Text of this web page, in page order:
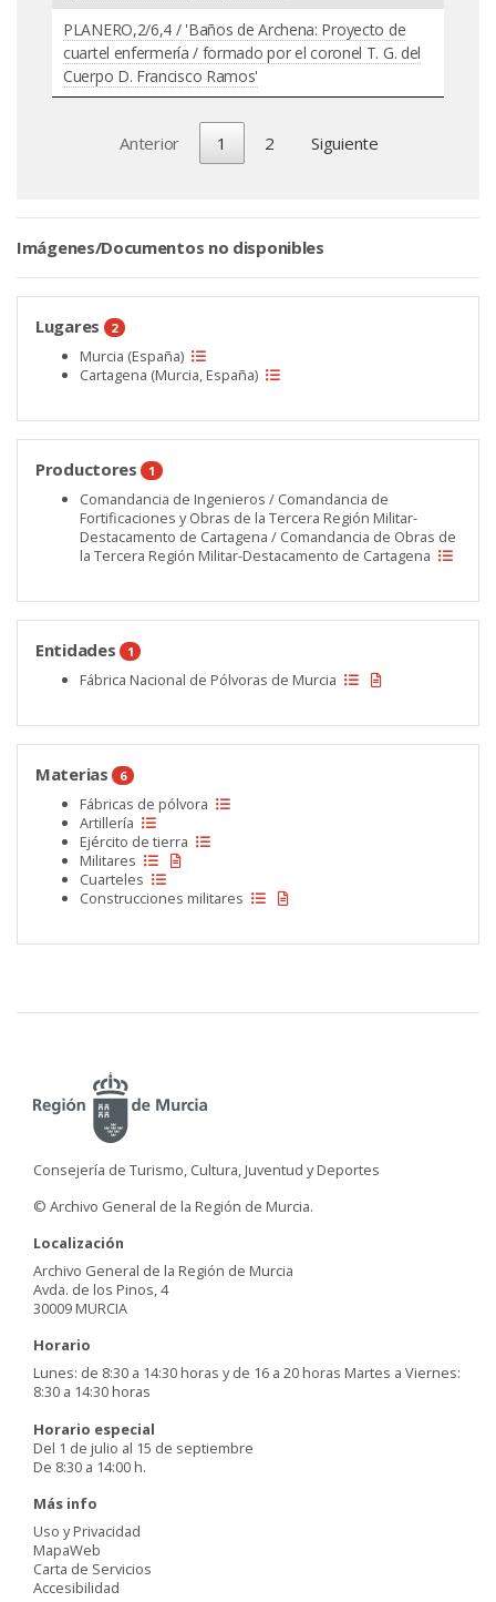
PLANERO,2/6,4 / 'Baños de Archena: Proyecto de
cuartel enfermería / formado por el coronel T. G. del
Cuerpo D. Francisco Ramos'
Anterior 1 2 Siguiente
Imágenes/Documentos no disponibles
Lugares 2
Murcia (España)
Cartagena (Murcia, España)
Productores 1
Comandancia de Ingenieros / Comandancia de
Fortificaciones y Obras de la Tercera Región Militar-
Destacamento de Cartagena / Comandancia de Obras de
la Tercera Región Militar-Destacamento de Cartagena
Entidades 1
Fábrica Nacional de Pólvoras de Murcia
Materias 6
Fábricas de pólvora
Artillería
Ejército de tierra
Militares
Cuarteles
Construcciones militares
Consejería de Turismo, Cultura, Juventud y Deportes
© Archivo General de la Región de Murcia.
Localización
Archivo General de la Región de Murcia
Avda. de los Pinos, 4
30009 MURCIA
Horario
Lunes: de 8:30 a 14:30 horas y de 16 a 20 horas Martes a Viernes:
8:30 a 14:30 horas
Horario especial
Del 1 de julio al 15 de septiembre
De 8:30 a 14:00 h.
Más info
Uso y Privacidad
MapaWeb
Carta de Servicios
Accesibilidad